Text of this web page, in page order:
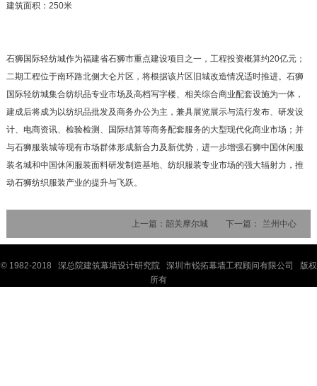
建筑面积：250米
石狮国际轻纺城作为福建省石狮市重点建设项目之一，工程投资概算约20亿元；
二期工程位于南环路北侧大仑片区，将根据该片区旧城改造情况适时推进。石狮
国际轻纺城集合纺织品专业市场及高档写字楼、相关综合商业配套设施为一体，
建成后将成为以纺织品批发及商务办公为主，兼具展览展示与流行发布、研发设
计、电商资讯、检验检测、国际结算等商务配套服务的大型现代化商业市场；并
与石狮服装城等现有市场群体形成新合力及新优势，进一步增强石狮中国休闲服
装名城和中国休闲服装面料研发制造基地、纺织服装专业市场的强大辐射力，推
动石狮纺织服装产业的提升与飞跃。
上一篇：韶关摩尔城 下一篇： 兰州中心
© 1982-2018 深总院建筑幕墙设计研究院 深圳市锐拓幕墙工程顾问有限公司 版权
所有